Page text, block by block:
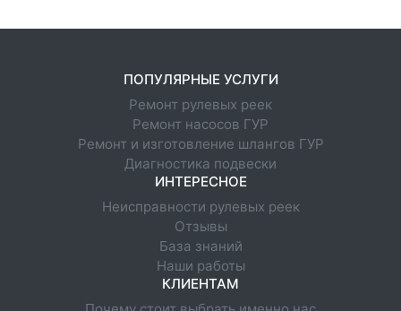
ПОПУЛЯРНЫЕ УСЛУГИ
Ремонт рулевых реек
Ремонт насосов ГУР
Ремонт и изготовление шлангов ГУР
Диагностика подвески
ИНТЕРЕСНОЕ
Неисправности рулевых реек
Отзывы
База знаний
Наши работы
КЛИЕНТАМ